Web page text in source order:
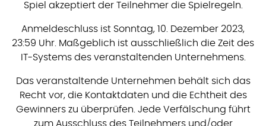
Spiel akzeptiert der Teilnehmer die Spielregeln.
Anmeldeschluss ist Sonntag, 10. Dezember 2023,
23:59 Uhr. Maßgeblich ist ausschließlich die Zeit des
IT-Systems des veranstaltenden Unternehmens.
Das veranstaltende Unternehmen behält sich das
Recht vor, die Kontaktdaten und die Echtheit des
Gewinners zu überprüfen. Jede Verfälschung führt
zum Ausschluss des Teilnehmers und/oder